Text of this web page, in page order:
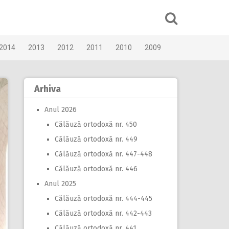
2013 2012 2011 2010 2009
Arhiva
Anul 2026
Călăuză ortodoxă nr. 450
Călăuză ortodoxă nr. 449
Călăuză ortodoxă nr. 447-448
Călăuză ortodoxă nr. 446
Anul 2025
Călăuză ortodoxă nr. 444-445
Călăuză ortodoxă nr. 442-443